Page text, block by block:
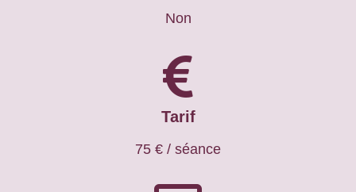
Non
Tarif
75 € / séance